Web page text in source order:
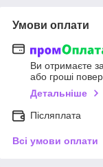
Умови оплати
Ви отримаєте
або гроші
Детальніше
Післяплата
Всі умови оплати